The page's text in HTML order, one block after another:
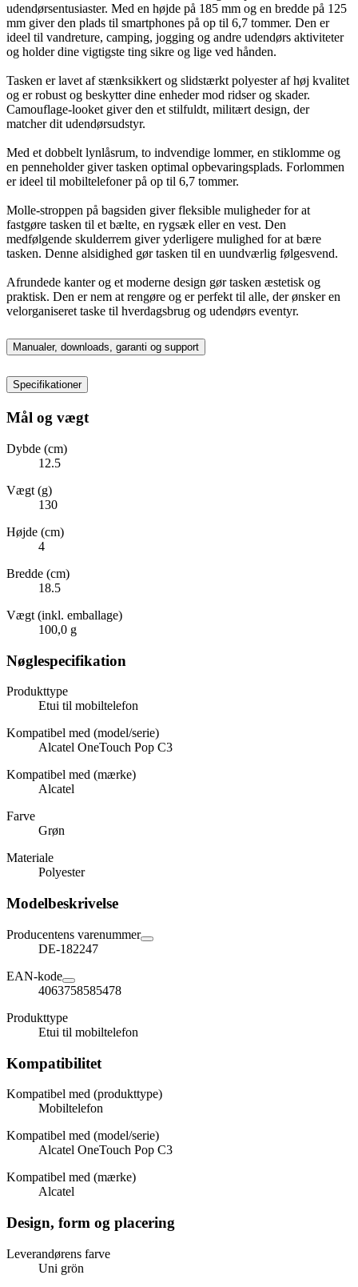
udendørsentusiaster. Med en højde på 185 mm og en bredde på 125
mm giver den plads til smartphones på op til 6,7 tommer. Den er
ideel til vandreture, camping, jogging og andre udendørs aktiviteter
og holder dine vigtigste ting sikre og lige ved hånden.
Tasken er lavet af stænksikkert og slidstærkt polyester af høj kvalitet
og er robust og beskytter dine enheder mod ridser og skader.
Camouflage-looket giver den et stilfuldt, militært design, der
matcher dit udendørsudstyr.
Med et dobbelt lynlåsrum, to indvendige lommer, en stiklomme og
en penneholder giver tasken optimal opbevaringsplads. Forlommen
er ideel til mobiltelefoner på op til 6,7 tommer.
Molle-stroppen på bagsiden giver fleksible muligheder for at
fastgøre tasken til et bælte, en rygsæk eller en vest. Den
medfølgende skulderrem giver yderligere mulighed for at bære
tasken. Denne alsidighed gør tasken til en uundværlig følgesvend.
Afrundede kanter og et moderne design gør tasken æstetisk og
praktisk. Den er nem at rengøre og er perfekt til alle, der ønsker en
velorganiseret taske til hverdagsbrug og udendørs eventyr.
Manualer, downloads, garanti og support
Specifikationer
Mål og vægt
Dybde (cm)
12.5
Vægt (g)
130
Højde (cm)
4
Bredde (cm)
18.5
Vægt (inkl. emballage)
100,0 g
Nøglespecifikation
Produkttype
Etui til mobiltelefon
Kompatibel med (model/serie)
Alcatel OneTouch Pop C3
Kompatibel med (mærke)
Alcatel
Farve
Grøn
Materiale
Polyester
Modelbeskrivelse
Producentens varenummer
DE-182247
EAN-kode
4063758585478
Produkttype
Etui til mobiltelefon
Kompatibilitet
Kompatibel med (produkttype)
Mobiltelefon
Kompatibel med (model/serie)
Alcatel OneTouch Pop C3
Kompatibel med (mærke)
Alcatel
Design, form og placering
Leverandørens farve
Uni grön